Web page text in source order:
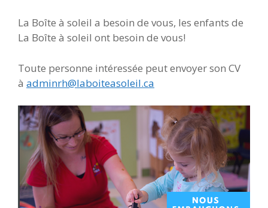
La Boîte à soleil a besoin de vous, les enfants de
La Boîte à soleil ont besoin de vous!
Toute personne intéressée peut envoyer son CV
à adminrh@laboiteasoleil.ca